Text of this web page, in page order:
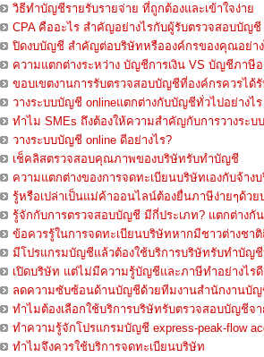
วิธีทำบัญชีรายรับรายจ่าย ที่ถูกต้องและเข้าใจง่าย
CPA คืออะไร สำคัญอย่างไรกับผู้รับตรวจสอบบัญชี
ปิดงบบัญชี สำคัญต่อบริษัทหรือองค์กรของคุณอย่า
ความแตกต่างระหว่าง บัญชีการเงิน VS บัญชีภาษี
ขอบเขตงานการรับตรวจสอบบัญชีที่องค์กรควรได้รั
วางระบบบัญชี onlineแตกต่างกับบัญชีทั่วไปอย่างไร
ทำไม SMEs ถึงต้องให้ความสำคัญกับการวางระบ
วางระบบบัญชี online ดีอย่างไร?
เช็คลิสตรวจสอบคุณภาพของบริษัทรับทำบัญชี
ความแตกต่างของการจดทะเบียนบริษัทเองกับจ้าง
รู้หรือเปล่าเป็นแม่ค้าออนไลน์ต้องยื่นภาษีง่ายๆด้ว
รู้จักกับการตรวจสอบบัญชี มีกี่ประเภท? แตกต่างกัน
ข้อควรรู้ในการจดทะเบียนบริษัทหากมีชาวต่างชา
มีโปรแกรมบัญชีแล้วต้องใช้บริการบริษัทรับทำบัญ
เปิดบริษัท แต่ไม่มีความรู้บัญชีและภาษีทำอย่างไร
ลดความซับซ้อนด้านบัญชีด้วยทีมงานสำนักงานบั
ทำไมต้องเลือกใช้บริการบริษัทรับตรวจสอบบัญชีจา
ทำความรู้จักโปรแกรมบัญชี express-peak-flow
ทำไมจึงควรใช้บริการจดทะเบียนบริษัท